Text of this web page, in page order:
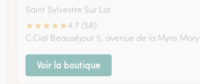
Saint Sylvestre Sur Lot
★★★★★4.7 (58)
C.Cial Beauséjour 5, avenue de la Myre Mory
Voir la boutique